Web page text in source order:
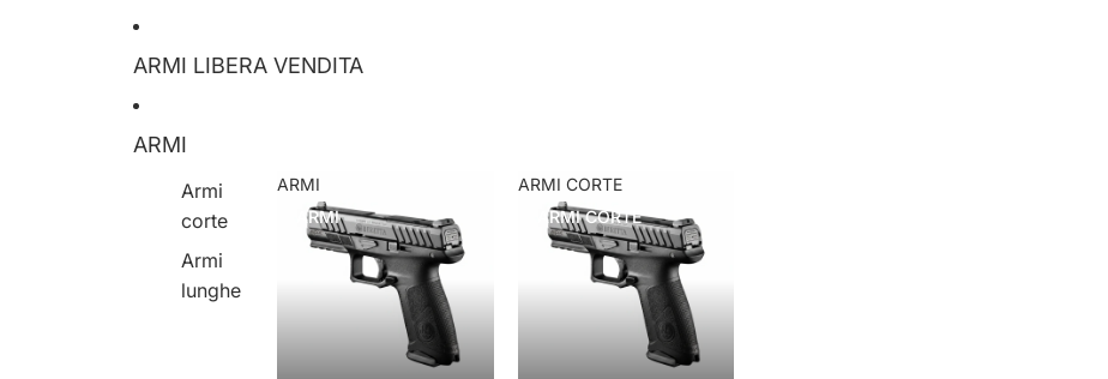
ARMI LIBERA VENDITA
ARMI
Armi
corte
Armi
lunghe
ARMI
ARMI
ARMI CORTE
ARMI CORTE